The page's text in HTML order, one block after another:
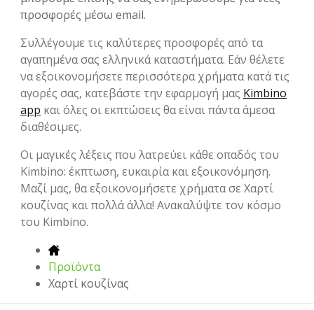
προσφορές μέσω email.
Συλλέγουμε τις καλύτερες προσφορές από τα
αγαπημένα σας ελληνικά καταστήματα. Εάν θέλετε
να εξοικονομήσετε περισσότερα χρήματα κατά τις
αγορές σας, κατεβάστε την εφαρμογή μας Kimbino
app και όλες οι εκπτώσεις θα είναι πάντα άμεσα
διαθέσιμες.
Οι μαγικές λέξεις που λατρεύει κάθε οπαδός του
Kimbino: έκπτωση, ευκαιρία και εξοικονόμηση.
Μαζί μας, θα εξοικονομήσετε χρήματα σε Χαρτί
κουζίνας και πολλά άλλα! Ανακαλύψτε τον κόσμο
του Kimbino.
Προϊόντα
Χαρτί κουζίνας